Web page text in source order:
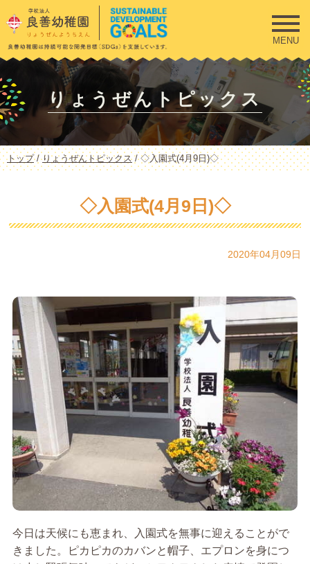
このページの本文へ
MENU
りょうぜんトピックス
現
在
トップ/りょうぜんトピックス /◇入園式(4月9日)◇
◇入園式(4月9日)◇
2020年04月09日
今日は天候にも恵まれ、入園式を無事に迎えることがで
きました。ピカピカのカバンと帽子、エプロンを身につ